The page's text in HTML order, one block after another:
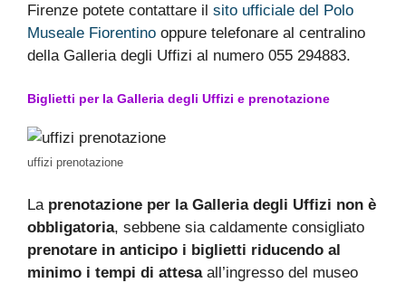
Firenze potete contattare il sito ufficiale del Polo
Museale Fiorentino oppure telefonare al centralino
della Galleria degli Uffizi al numero 055 294883.
Biglietti per la Galleria degli Uffizi e prenotazione
uffizi prenotazione
La prenotazione per la Galleria degli Uffizi non è
obbligatoria, sebbene sia caldamente consigliato
prenotare in anticipo i biglietti riducendo al
minimo i tempi di attesaall’ingresso del museo